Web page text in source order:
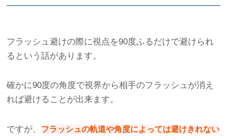
フラッシュ避けの際に視点を90度ふるだけで避けられ
るという話があります。
確かに90度の角度で視界から相手のフラッシュが消え
れば避けることが出来ます。
ですが、
フラッシュの軌道や角度によっては避けきれない